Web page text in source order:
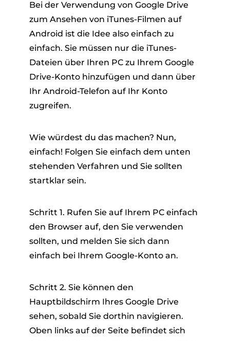
Bei der Verwendung von Google Drive
zum Ansehen von iTunes-Filmen auf
Android ist die Idee also einfach zu
einfach. Sie müssen nur die iTunes-
Dateien über Ihren PC zu Ihrem Google
Drive-Konto hinzufügen und dann über
Ihr Android-Telefon auf Ihr Konto
zugreifen.
Wie würdest du das machen? Nun,
einfach! Folgen Sie einfach dem unten
stehenden Verfahren und Sie sollten
startklar sein.
Schritt 1. Rufen Sie auf Ihrem PC einfach
den Browser auf, den Sie verwenden
sollten, und melden Sie sich dann
einfach bei Ihrem Google-Konto an.
Schritt 2. Sie können den
Hauptbildschirm Ihres Google Drive
sehen, sobald Sie dorthin navigieren.
Oben links auf der Seite befindet sich